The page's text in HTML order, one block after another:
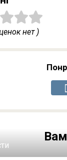
нет )